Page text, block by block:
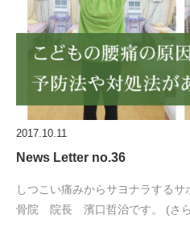
2017.10.11
News Letter no.36
しつこい痛みからサヨナラする
骨院 院長 濱口哲治です。 (さ